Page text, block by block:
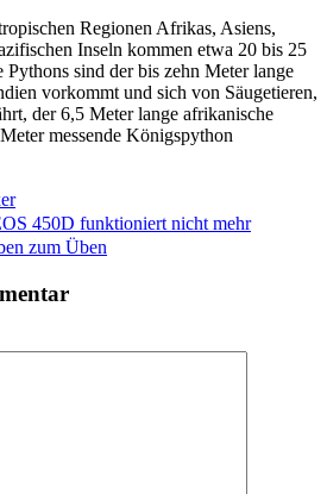
Regionen Afrikas, Asiens,
Inseln kommen etwa 20 bis 25
sind der bis zehn Meter lange
vorkommt und sich von Säugetieren,
der 6,5 Meter lange afrikanische
messende Königspython
450D funktioniert nicht mehr
zum Üben